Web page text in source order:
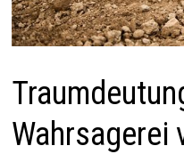
Wahrsagerei